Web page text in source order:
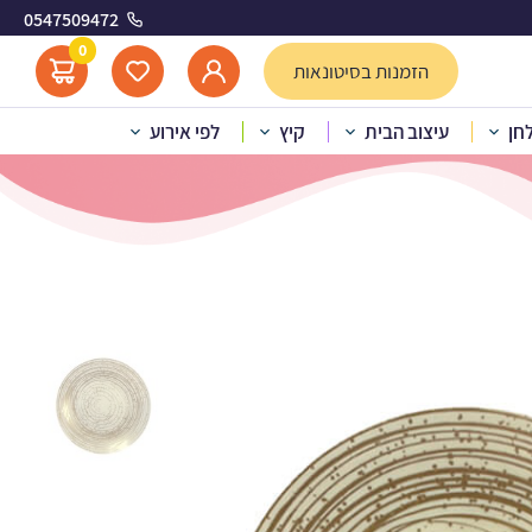
0547509472
הזמנות בסיטונאות
0
עיצוב הבית קיץ לפי אירוע מטאור קרם זהב – בינוני